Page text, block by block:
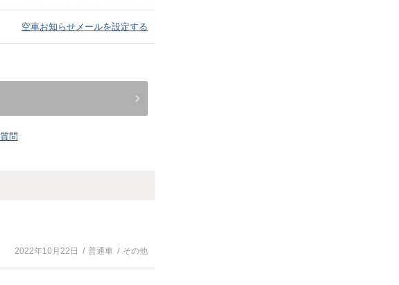
空車お知らせメールを設定する
問
2022年10月22日 普通車 その他